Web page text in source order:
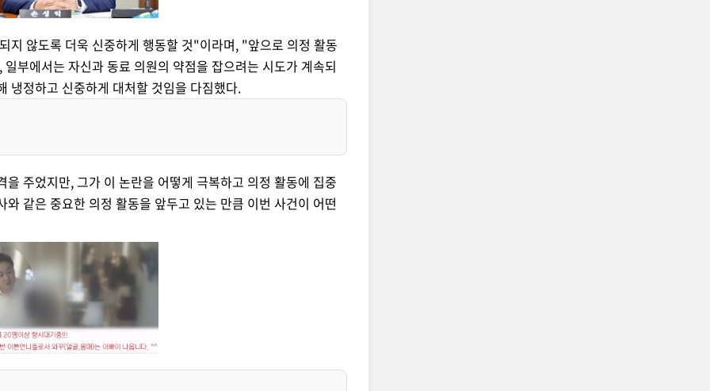
지 않도록 더욱 신중하게 행동할 것"이라며, "앞으로 의정 활동
부에서는 자신과 동료 의원의 약점을 잡으려는 시도가 계속되
냉정하고 신중하게 대처할 것임을 다짐했다.
주었지만, 그가 이 논란을 어떻게 극복하고 의정 활동에 집중
같은 중요한 의정 활동을 앞두고 있는 만큼 이번 사건이 어떤